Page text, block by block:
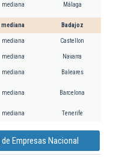
mediana Málaga
mediana Badajoz
mediana Castellon
mediana Navarra
mediana Baleares
mediana Barcelona
mediana Tenerife
Empresas Nacional